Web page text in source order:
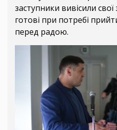
заступники вивісили свої
готові при потребі
перед радою.